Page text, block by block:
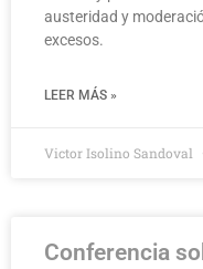
austeridad y
excesos.
LEER MÁS »
Victor Isolino Sandoval
Conferencia